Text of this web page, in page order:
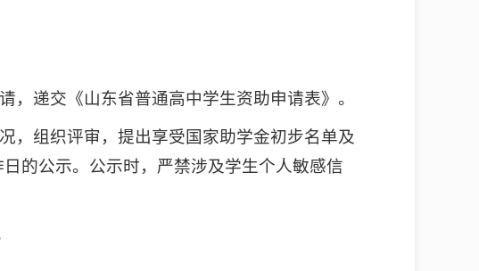
递交《山东省普通高中学生资助申请表》。
，组织评审，提出享受国家助学金初步名单及
的公示。公示时，严禁涉及学生个人敏感信